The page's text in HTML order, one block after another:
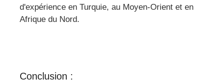
d'expérience en Turquie, au Moyen-Orient et en
Afrique du Nord.
Conclusion :